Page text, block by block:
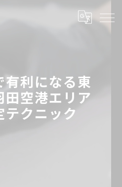
有利になる東
田空港エリア
テクニック